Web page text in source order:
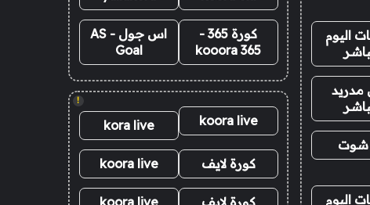
اليوم
مدريد
شوت
اليوم
كورة 365 -
kooora 365
اس جول - AS
Goal
!
koora live
kora live
كورة لايف koora live
كورة لايف koora live